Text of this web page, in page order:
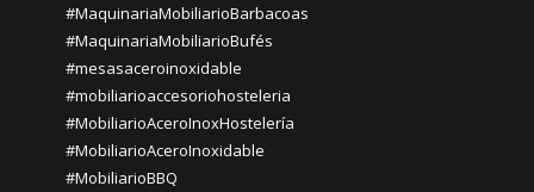
#MaquinariaMobiliarioBarbacoas
#MaquinariaMobiliarioBufés
#mesasaceroinoxidable
#mobiliarioaccesoriohosteleria
#MobiliarioAceroInoxHostelería
#MobiliarioAceroInoxidable
#MobiliarioBBQ